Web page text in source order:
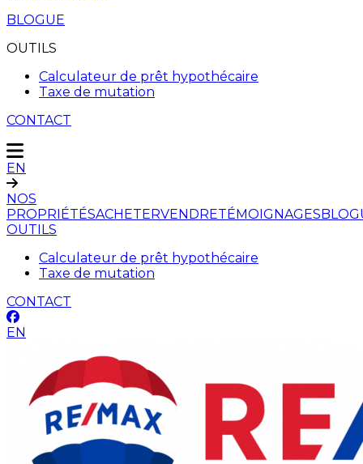
BLOGUE
OUTILS
Calculateur de prêt hypothécaire
Taxe de mutation
CONTACT
EN
NOS
PROPRIÉTÉSACHETERVENDRETÉMOIGNAGES
OUTILS
Calculateur de prêt hypothécaire
Taxe de mutation
CONTACT
EN